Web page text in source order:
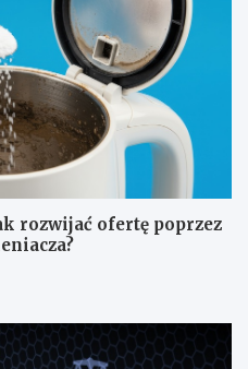
rozwijać ofertę poprzez